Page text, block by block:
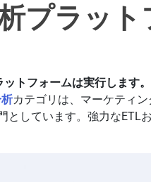
プラット
トフォームは実行します。
カテゴリは、マーケティ
しています。強力なETL